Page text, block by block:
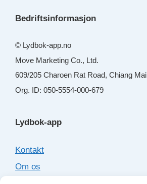
Bedriftsinformasjon
© Lydbok-app.no
Move Marketing Co., Ltd.
609/205 Charoen Rat Road, Chiang Mai
Org. ID: 050-5554-000-679
Lydbok-app
Kontakt
Om os